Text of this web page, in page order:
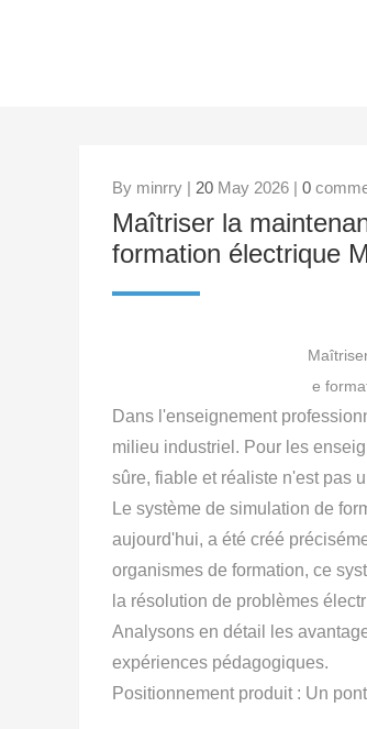
By minrry | 20 May 2026 | 0
Maîtriser la
formation électrique
e
Dans l'enseignement
milieu industriel. Pour les
sûre, fiable et réaliste n'est pas
Le système de simulation de
aujourd'hui, a été créé
organismes de formation, ce
la résolution de problèmes
Analysons en détail les
expériences pédagogiques.
Positionnement produit : Un